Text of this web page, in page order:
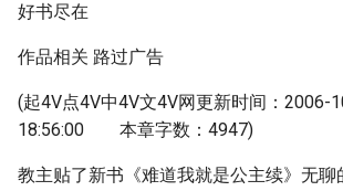
好书尽在
作品相关 路过广告
(起4V点4V中4V文4V网更新时间：2006-
18:56:00 本章字数：4947)
教主贴了新书《难道我就是公主续》无